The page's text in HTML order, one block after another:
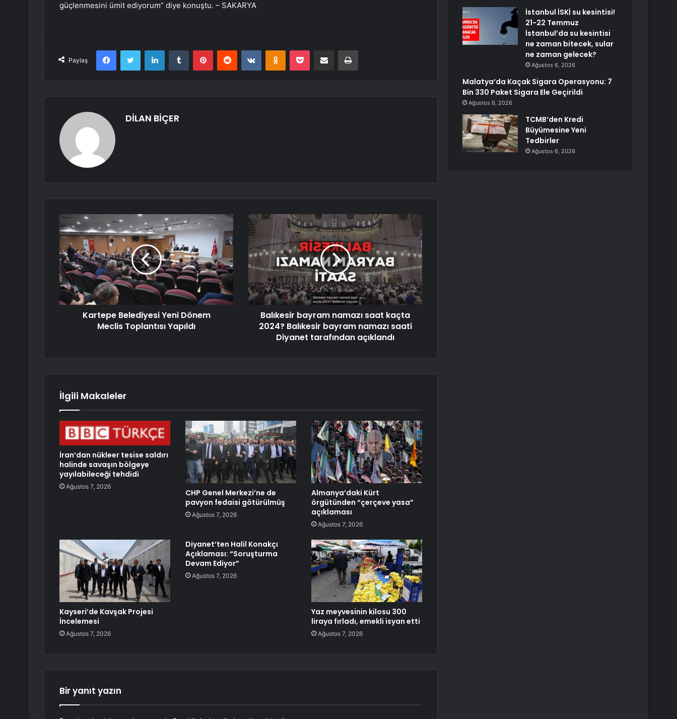
güçlenmesini ümit ediyorum” diye konuştu. – SAKARYA
Paylaş
FacebookTwitter LinkedInTumblr PinterestReddit VKontakteOdnoklassniki
Pocket E-Posta ile paylaş Yazdır
DİLAN BİÇER
Kartepe Belediyesi Yeni Dönem
Meclis Toplantısı Yapıldı
Balıkesir bayram namazı saat kaçta
2024? Balıkesir bayram namazı saati
Diyanet tarafından açıklandı
İlgili Makaleler
İran’dan nükleer tesise saldırı
halinde savaşın bölgeye
yayılabileceği tehdidi
Ağustos 7, 2026
CHP Genel Merkezi’ne de
pavyon fedaisi götürülmüş
Ağustos 7, 2026
Almanya’daki Kürt
örgütünden “çerçeve yasa”
açıklaması
Ağustos 7, 2026
Kayseri’de Kavşak Projesi
İncelemesi
Ağustos 7, 2026
Diyanet’ten Halil Konakçı
Açıklaması: “Soruşturma
Devam Ediyor”
Ağustos 7, 2026
Yaz meyvesinin kilosu 300
liraya fırladı, emekli isyan etti
Ağustos 7, 2026
Bir yanıt yazın
İstanbul İSKİ su kesintisi!
21-22 Temmuz
İstanbul’da su kesintisi
ne zaman bitecek, sular
ne zaman gelecek?
Ağustos 6, 2026
Malatya’da Kaçak Sigara Operasyonu: 7
Bin 330 Paket Sigara Ele Geçirildi
Ağustos 6, 2026
TCMB’den Kredi
Büyümesine Yeni
Tedbirler
Ağustos 6, 2026